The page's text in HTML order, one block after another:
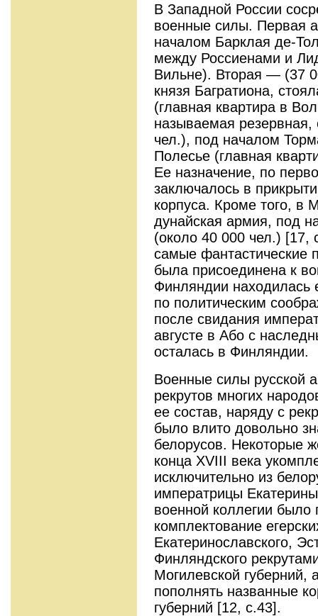
В Западной России
военные силы. Первая
началом Барклая де-
между Россиенами и
Вильне). Вторая — (37
князя Багратиона,
(главная квартира в
называемая
чел.), под началом
Полесье (главная
Ее назначение, по
заключалось в
корпуса. Кроме того, в
дунайская армия, под
(около 40 000 чел.) [17,
самые фантастические
была присоединена к
Финляндии находилась
по политическим
после свидания
августе в Або с
осталась в Финляндии.
Военные силы русской
рекрутов многих
ее состав, наряду с
было влито довольно
белорусов. Некоторые
конца XVIII века
исключительно из
императрицы
военной коллегии было
комплектование
Екатеринославского,
Финляндского
Могилевской губерний,
пополнять названные
губерний [12, с.43].